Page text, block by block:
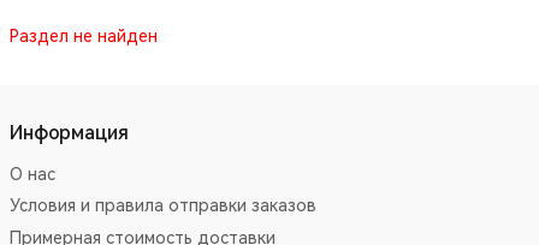
Раздел не найден
Информация
О нас
Условия и правила отправки заказов
Примерная стоимость доставки